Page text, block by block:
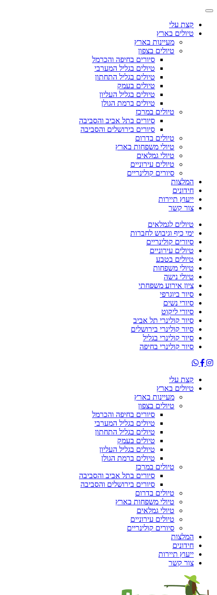
קצת עלי
טיולים בארץ
מעיינות בארץ
טיולים בצפון
סיורים בחיפה והכרמל
טיולים בגליל המערבי
טיולים בגליל התחתון
טיולים בעמק
טיולים בגליל העליון
טיולים ברמת הגולן
טיולים במרכז
סיורים בתל אביב והסביבה
סיורים בירושלים והסביבה
טיולים בדרום
טיולי משפחות בארץ
טיולי גמלאים
טיולים עירוניים
סיורים קולינריים
המלצות
חידונים
ייעוץ תיירות
צור קשר
טיולים לגמלאים
ימי כיף וגיבוש לחברות
סיורים קולינריים
טיולים עירוניים
טיולים בטבע
טיולי משפחות
טיולי נישה
ציון אירוע משפחתי
סיור ביוגרפי
סיורי נשים
סיורי ליקוט
סיור קולינרי תל אביב
סיור קולינרי בירושלים
סיור קולינרי בגליל
סיור קולינרי בחיפה
קצת עלי
טיולים בארץ
מעיינות בארץ
טיולים בצפון
סיורים בחיפה והכרמל
טיולים בגליל המערבי
טיולים בגליל התחתון
טיולים בעמק
טיולים בגליל העליון
טיולים ברמת הגולן
טיולים במרכז
סיורים בתל אביב והסביבה
סיורים בירושלים והסביבה
טיולים בדרום
טיולי משפחות בארץ
טיולי גמלאים
טיולים עירוניים
סיורים קולינריים
המלצות
חידונים
ייעוץ תיירות
צור קשר